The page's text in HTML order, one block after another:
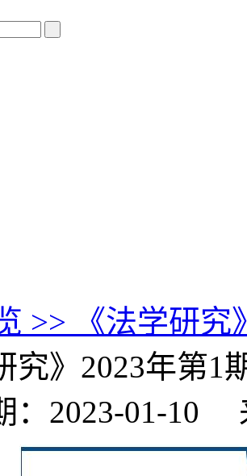
>> 《法学研究
究》2023年第1
：2023-01-10